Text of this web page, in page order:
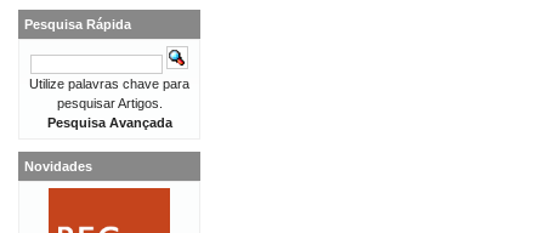
Pesquisa Rápida
Utilize palavras chave para
pesquisar Artigos.
Pesquisa Avançada
Novidades